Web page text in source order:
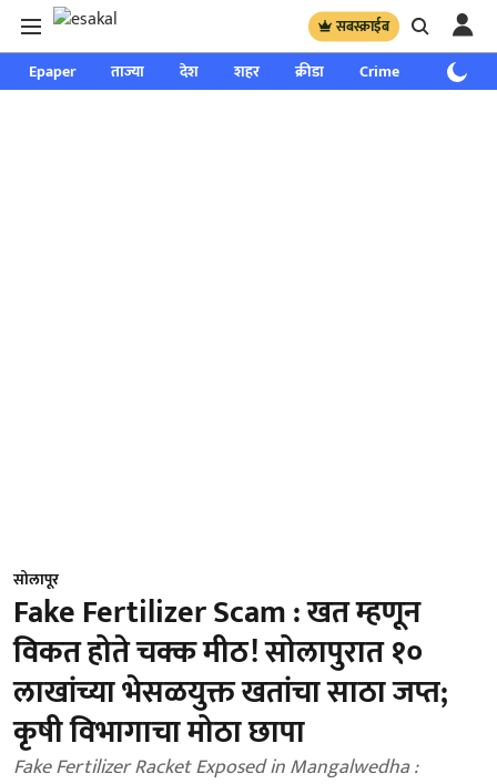
सबस्क्राईब
Epaper ताज्या देश शहर क्रीडा Crime साप्ताहिक
सोलापूर
Fake Fertilizer Scam : खत म्हणून
विकत होते चक्क मीठ! सोलापुरात १०
लाखांच्या भेसळयुक्त खतांचा साठा जप्त;
कृषी विभागाचा मोठा छापा
Fake Fertilizer Racket Exposed in Mangalwedha :